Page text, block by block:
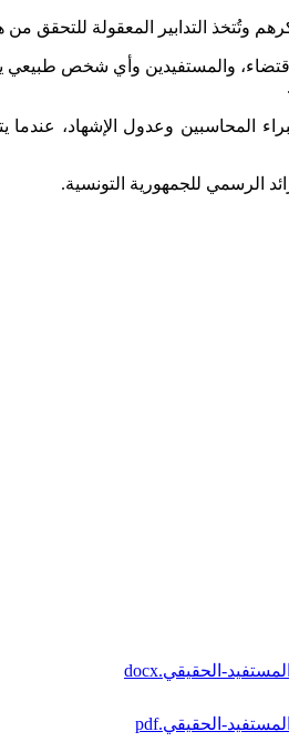
وتُتخذ التدابير المعقولة للتحقق من
والمستفيدين وأي شخص طبيعي
المحاسبين وعدول الإشهاد،
الرسمي للجمهورية التونسية.